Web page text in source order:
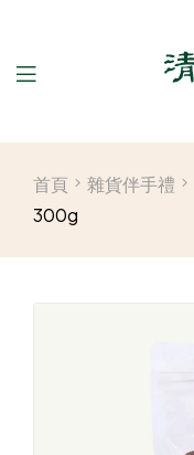
首頁 雜貨伴手禮
300g